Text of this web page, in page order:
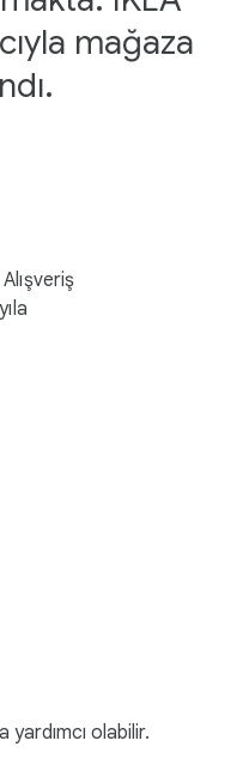
mağaza
yardımcı olabilir.